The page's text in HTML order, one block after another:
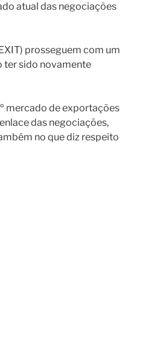
atual das negociações
prosseguem com um
ter sido novamente
mercado de exportações
das negociações,
no que diz respeito